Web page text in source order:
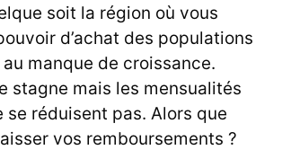
soit la région où vous
d’achat des populations
manque de croissance.
stagne mais les mensualités
se réduisent pas. Alors que
vos remboursements ?